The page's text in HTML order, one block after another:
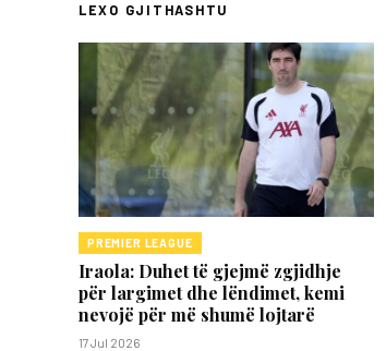
LEXO GJITHASHTU
PREMIER LEAGUE
Iraola: Duhet të gjejmë zgjidhje
për largimet dhe lëndimet, kemi
nevojë për më shumë lojtarë
17 Jul 2026